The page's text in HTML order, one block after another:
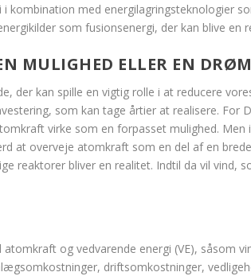
kombination med energilagringsteknologier
som fusionsenergi, der kan blive en
MULIGHED ELLER EN
der kan spille en vigtig rolle i at reducere
som kan tage årtier at realisere. For
virke som en forpasset mulighed. Men
at overveje atomkraft som en del af en
reaktorer bliver en realitet. Indtil da vil vind,
og vedvarende energi (VE), såsom
driftsomkostninger,